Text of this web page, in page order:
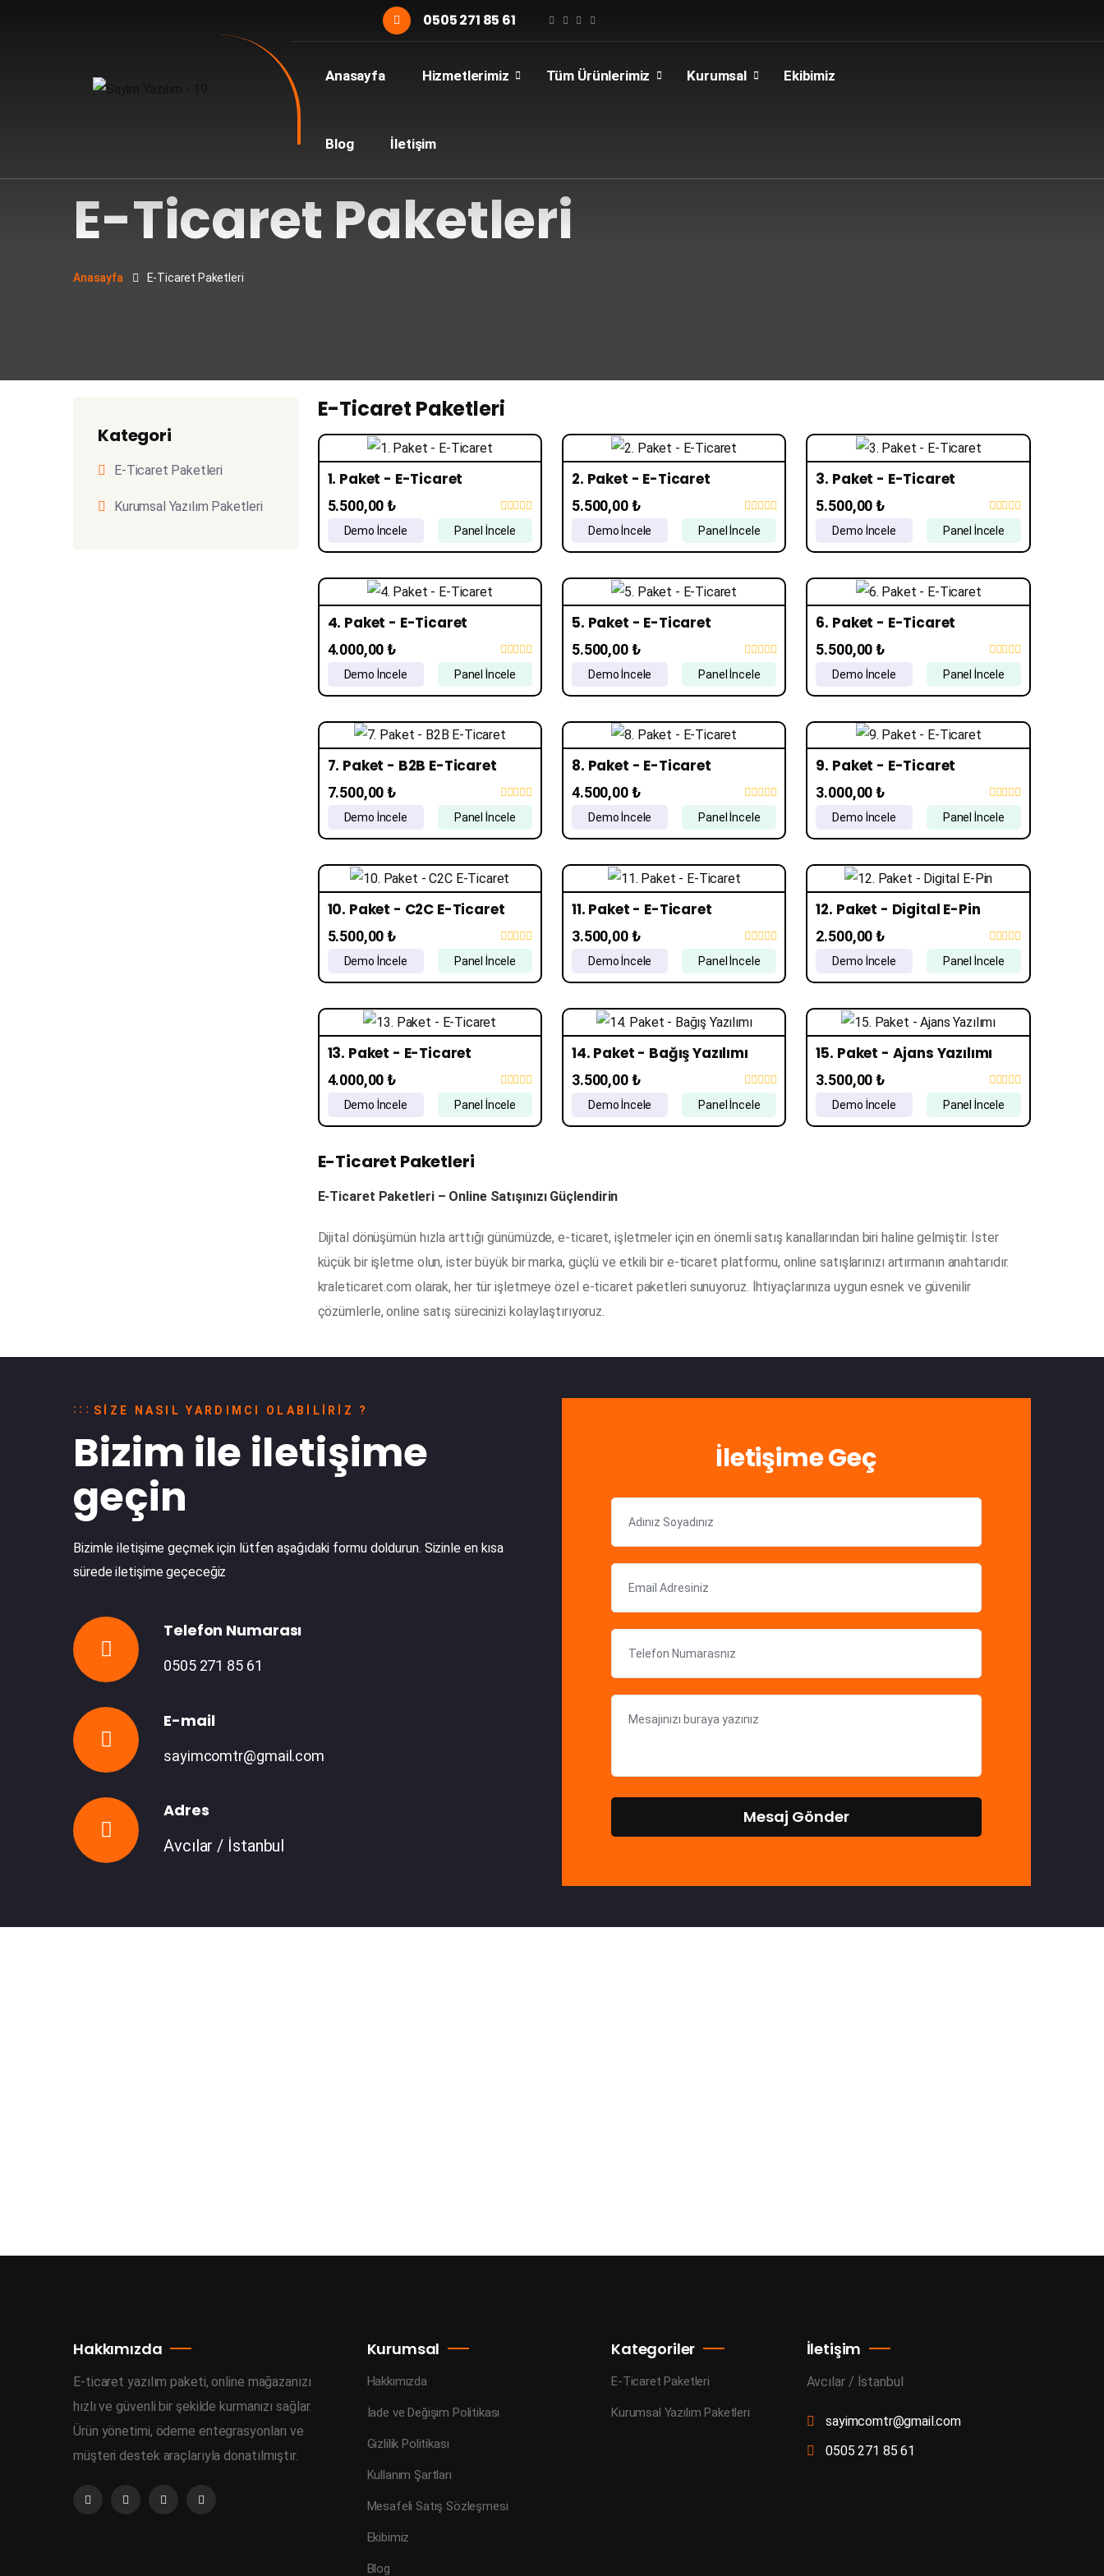
0505 271 85 61
Anasayfa Hizmetlerimiz Tüm Ürünlerimiz Kurumsal Ekibimiz
Blog İletişim
E-Ticaret Paketleri
Anasayfa E-Ticaret Paketleri
Kategori
E-Ticaret Paketleri
Kurumsal Yazılım Paketleri
E-Ticaret Paketleri
1. Paket - E-Ticaret
5.500,00 ₺
Demo İncele Panel İncele
2. Paket - E-Ticaret
5.500,00 ₺
Demo İncele Panel İncele
3. Paket - E-Ticaret
5.500,00 ₺
Demo İncele Panel İncele
4. Paket - E-Ticaret
4.000,00 ₺
Demo İncele Panel İncele
5. Paket - E-Ticaret
5.500,00 ₺
Demo İncele Panel İncele
6. Paket - E-Ticaret
5.500,00 ₺
Demo İncele Panel İncele
7. Paket - B2B E-Ticaret
7.500,00 ₺
Demo İncele Panel İncele
8. Paket - E-Ticaret
4.500,00 ₺
Demo İncele Panel İncele
9. Paket - E-Ticaret
3.000,00 ₺
Demo İncele Panel İncele
10. Paket - C2C E-Ticaret
5.500,00 ₺
Demo İncele Panel İncele
11. Paket - E-Ticaret
3.500,00 ₺
Demo İncele Panel İncele
12. Paket - Digital E-Pin
2.500,00 ₺
Demo İncele Panel İncele
13. Paket - E-Ticaret
4.000,00 ₺
Demo İncele Panel İncele
14. Paket - Bağış Yazılımı
3.500,00 ₺
Demo İncele Panel İncele
15. Paket - Ajans Yazılımı
3.500,00 ₺
Demo İncele Panel İncele
E-Ticaret Paketleri
E-Ticaret Paketleri – Online Satışınızı Güçlendirin
Dijital dönüşümün hızla arttığı günümüzde, e-ticaret, işletmeler için en önemli satış kanallarından biri haline gelmiştir. İster
küçük bir işletme olun, ister büyük bir marka, güçlü ve etkili bir e-ticaret platformu, online satışlarınızı artırmanın anahtarıdır.
kraleticaret.com olarak, her tür işletmeye özel e-ticaret paketleri sunuyoruz. İhtiyaçlarınıza uygun esnek ve güvenilir
çözümlerle, online satış sürecinizi kolaylaştırıyoruz.
SIZE NASIL YARDIMCI OLABILIRIZ ?
Bizim ile iletişime
geçin
Bizimle iletişime geçmek için lütfen aşağıdaki formu doldurun. Sizinle en kısa
sürede iletişime geçeceğiz
Telefon Numarası
0505 271 85 61
E-mail
sayimcomtr@gmail.com
Adres
Avcılar / İstanbul
İletişime Geç
Mesaj Gönder
Hakkımızda
E-ticaret yazılım paketi, online mağazanızı
hızlı ve güvenli bir şekilde kurmanızı sağlar.
Ürün yönetimi, ödeme entegrasyonları ve
müşteri destek araçlarıyla donatılmıştır.
Kurumsal
Hakkımızda
İade ve Değişim Politikası
Gizlilik Politikası
Kullanım Şartları
Mesafeli Satış Sözleşmesi
Ekibimiz
Blog
Kategoriler
E-Ticaret Paketleri
Kurumsal Yazılım Paketleri
İletişim
Avcılar / İstanbul
sayimcomtr@gmail.com
0505 271 85 61